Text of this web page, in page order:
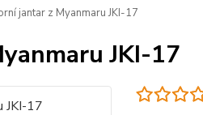
jantar z Myanmaru JKI-17
JKI-17